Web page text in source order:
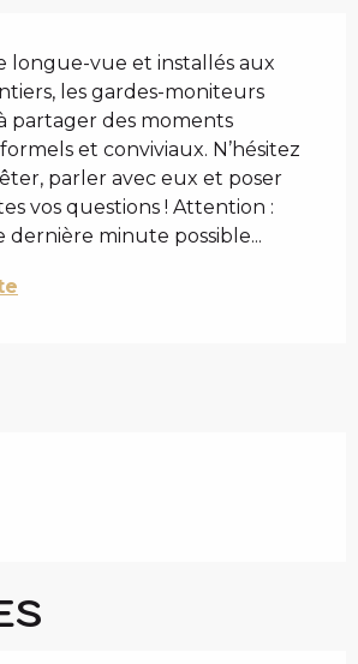
longue-vue et installés aux
les gardes-moniteurs
partager des moments
et conviviaux. N’hésitez
parler avec eux et poser
vos questions ! Attention :
minute possible...